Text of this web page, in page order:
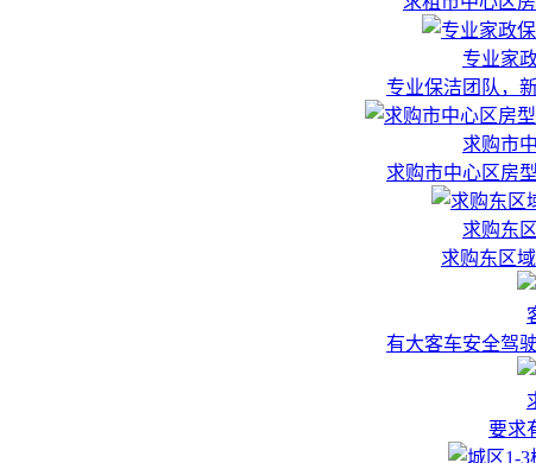
专业家
专业保洁团队，
求购市
求购市中心区房
求购东
求购东区
有大客车安全驾
要求